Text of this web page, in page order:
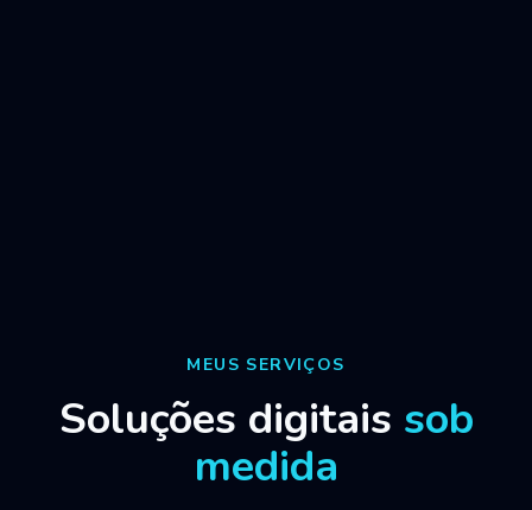
MEUS SERVIÇOS
Soluções digitais sob
medida